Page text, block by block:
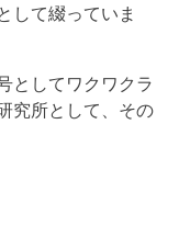
して綴っていま
としてワクワクラ
究所として、その